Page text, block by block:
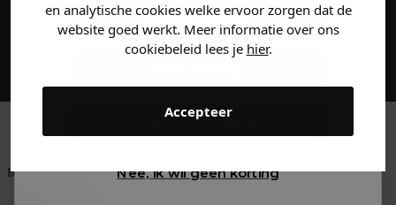
en analytische cookies welke ervoor zorgen dat de
website goed werkt. Meer informatie over ons
cookiebeleid lees je hier.
Accepteer
Maak een account aan en ontvang 5%
korting op je eerste bestelling!
Betaal achteraf met
Voor 23:59 besteld
Klanten beoordelen
Dames kleding
Gewoon rondkijken
Nee, ik wil geen korting